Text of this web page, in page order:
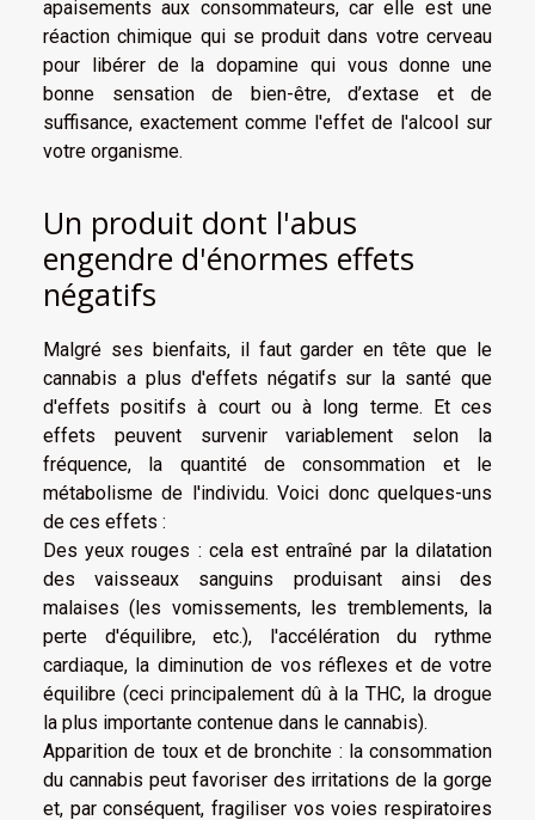
apaisements aux consommateurs, car elle est une
réaction chimique qui se produit dans votre cerveau
pour libérer de la dopamine qui vous donne une
bonne sensation de bien-être, d’extase et de
suffisance, exactement comme l'effet de l'alcool sur
votre organisme.
Un produit dont l'abus
engendre d'énormes effets
négatifs
Malgré ses bienfaits, il faut garder en tête que le
cannabis a plus d'effets négatifs sur la santé que
d'effets positifs à court ou à long terme. Et ces
effets peuvent survenir variablement selon la
fréquence, la quantité de consommation et le
métabolisme de l'individu. Voici donc quelques-uns
de ces effets :
Des yeux rouges : cela est entraîné par la dilatation
des vaisseaux sanguins produisant ainsi des
malaises (les vomissements, les tremblements, la
perte d'équilibre, etc.), l'accélération du rythme
cardiaque, la diminution de vos réflexes et de votre
équilibre (ceci principalement dû à la THC, la drogue
la plus importante contenue dans le cannabis).
Apparition de toux et de bronchite : la consommation
du cannabis peut favoriser des irritations de la gorge
et, par conséquent, fragiliser vos voies respiratoires